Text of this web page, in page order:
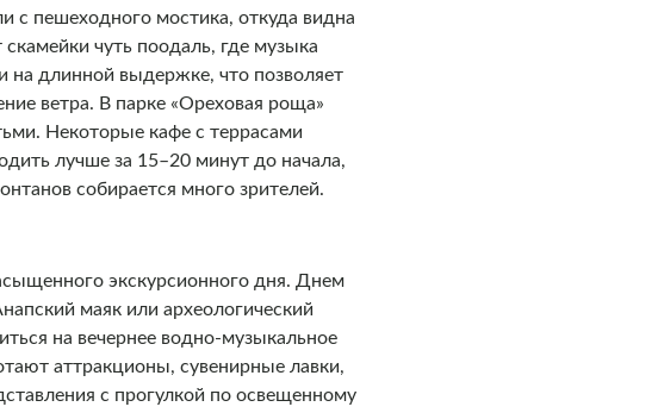
с пешеходного мостика, откуда видна
чуть поодаль, где музыка
на длинной выдержке, что позволяет
ветра. В парке «Ореховая роща»
Некоторые кафе с террасами
лучше за 15–20 минут до начала,
собирается много зрителей.
экскурсионного дня. Днем
маяк или археологический
на вечернее водно-музыкальное
аттракционы, сувенирные лавки,
с прогулкой по освещенному